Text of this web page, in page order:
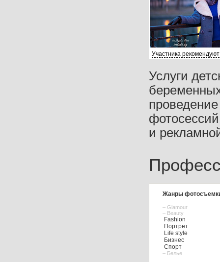
Участника рекомендуют
Услуги
и
Жанры
– Glamour
– Beauty
Fashion
Портрет
Life style
Бизнес
Спорт
– Белье